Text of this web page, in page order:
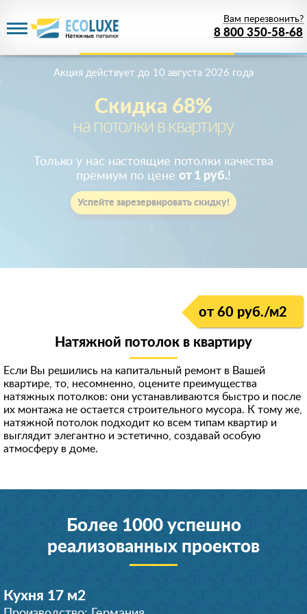
8 800 350-58-68
Вам перезвонить?
Скидка 68%
на потолки в квартиру
Акция действует до 10 августа 2026 года
Только у нас настоящие потолки качества
премиум по цене от 1 руб.!
Успейте зарезервировать скидку!
от 60 руб./м2
Натяжной потолок в квартиру
Если Вы решились на капитальный ремонт в Вашей
квартире, то, несомненно, оцените преимущества
натяжных потолков: они устанавливаются быстро и после
их монтажа не остается строительного мусора. К тому же,
натяжной потолок подходит ко всем типам квартир и
выглядит элегантно и эстетично, создавай особую
атмосферу в доме.
Более 1000 успешно
реализованных проектов
Кухня 17 м2